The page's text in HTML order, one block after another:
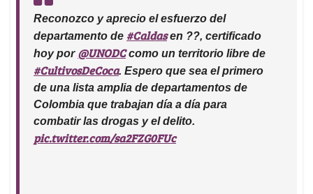
Reconozco y aprecio el esfuerzo del
departamento de #Caldasen ??, certificado
hoy por @UNODCcomo un territorio libre de
#CultivosDeCoca. Espero que sea el primero
de una lista amplia de departamentos de
Colombia que trabajan día a día para
combatir las drogas y el delito.
pic.twitter.com/sa2FZG0FUc